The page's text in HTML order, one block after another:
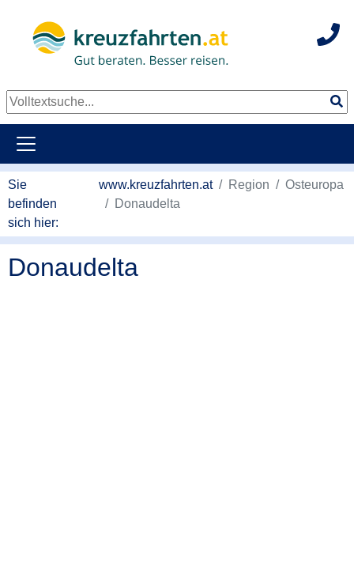
Sie
befinden
sich hier:
www.kreuzfahrten.at Region
Osteuropa
Donaudelta
Donaudelta